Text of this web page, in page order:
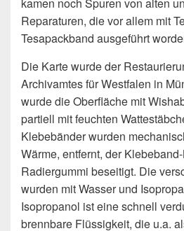
kamen noch Spuren von alten
Reparaturen, die vor allem mit
Tesapackband ausgeführt
Die Karte wurde der
Archivamtes für Westfalen in
wurde die Oberfläche mit
partiell mit feuchten
Klebebänder wurden
Wärme, entfernt, der
Radiergummi beseitigt. Die
wurden mit Wasser und
Isopropanol ist eine schnell
brennbare Flüssigkeit, die u.a.